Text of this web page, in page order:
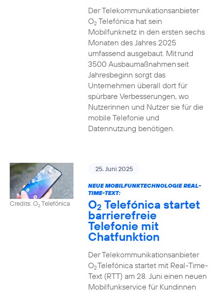
Der Telekommunikationsanbieter
O2Telefónica hat sein
Mobilfunknetz in den ersten sechs
Monaten des Jahres 2025
umfassend ausgebaut. Mit rund
3500 Ausbaumaßnahmen seit
Jahresbeginn sorgt das
Unternehmen überall dort für
spürbare Verbesserungen, wo
Nutzerinnen und Nutzer sie für die
mobile Telefonie und
Datennutzung benötigen.
Credits: O2Telefónica
25. Juni 2025
NEUE MOBILFUNKTECHNOLOGIE REAL-
TIME-TEXT:
O2 Telefónica startet
barrierefreie
Telefonie mit
Chatfunktion
Der Telekommunikationsanbieter
O2Telefónica startet mit Real-Time-
Text (RTT) am 28. Juni einen neuen
Mobilfunkservice für Kundinnen